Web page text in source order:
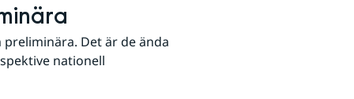
Det är de ända
nationell